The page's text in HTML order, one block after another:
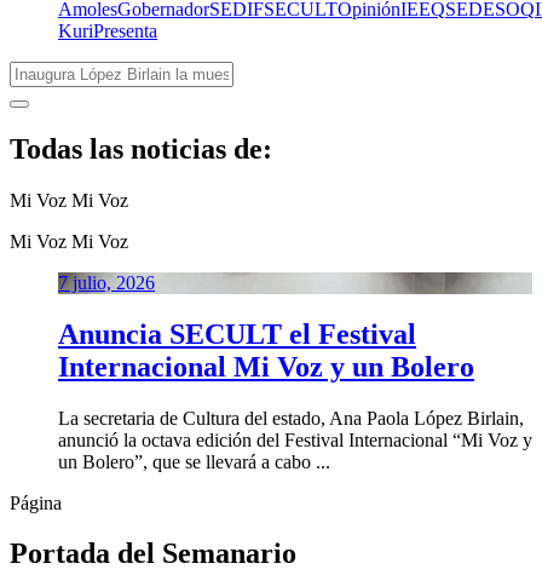
AmolesGobernadorSEDIFSECULTOpiniónIEEQSEDESOQ
KuriPresenta
Todas las noticias de:
Mi Voz Mi Voz
Mi Voz Mi Voz
7 julio, 2026
Anuncia SECULT el Festival
Internacional Mi Voz y un Bolero
La secretaria de Cultura del estado, Ana Paola López Birlain,
anunció la octava edición del Festival Internacional “Mi Voz y
un Bolero”, que se llevará a cabo ...
Página
Portada del Semanario